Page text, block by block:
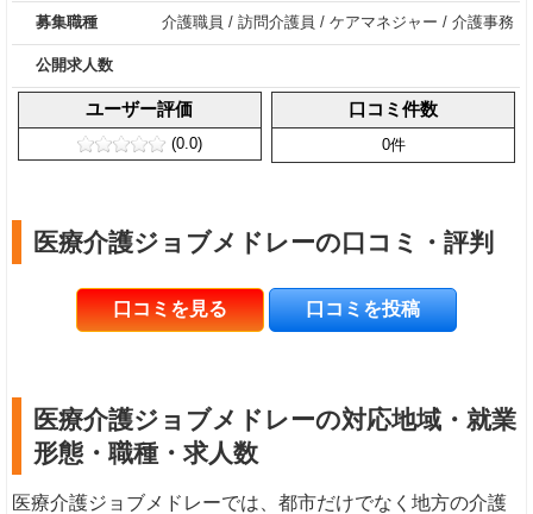
募集職種 介護職員 /訪問介護員 /ケアマネジャー /介護事務
公開求人数
ユーザー評価
(0.0)
口コミ件数
0件
医療介護ジョブメドレーの口コミ・評判
口コミを見る 口コミを投稿
医療介護ジョブメドレーの対応地域・就業
形態・職種・求人数
医療介護ジョブメドレーでは、都市だけでなく地方の介護